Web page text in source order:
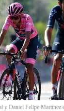
y Daniel Felipe Martínez